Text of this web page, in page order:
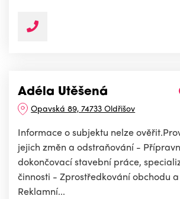
Adéla Utěšená
Opavská 89, 74733 Oldřišov
Informace o subjektu nelze
jejich změn a odstraňování -
dokončovací stavební práce,
činnosti - Zprostředkování obchodu
Reklamní...